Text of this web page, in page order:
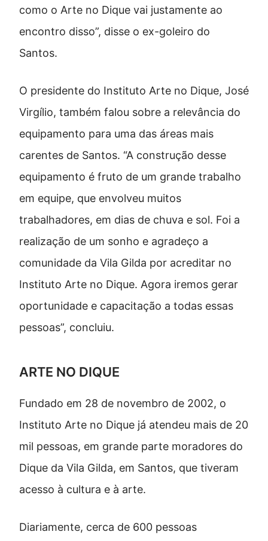
como o Arte no Dique vai justamente ao
encontro disso”, disse o ex-goleiro do
Santos.
O presidente do Instituto Arte no Dique, José
Virgílio, também falou sobre a relevância do
equipamento para uma das áreas mais
carentes de Santos. “A construção desse
equipamento é fruto de um grande trabalho
em equipe, que envolveu muitos
trabalhadores, em dias de chuva e sol. Foi a
realização de um sonho e agradeço a
comunidade da Vila Gilda por acreditar no
Instituto Arte no Dique. Agora iremos gerar
oportunidade e capacitação a todas essas
pessoas”, concluiu.
ARTE NO DIQUE
Fundado em 28 de novembro de 2002, o
Instituto Arte no Dique já atendeu mais de 20
mil pessoas, em grande parte moradores do
Dique da Vila Gilda, em Santos, que tiveram
acesso à cultura e à arte.
Diariamente, cerca de 600 pessoas